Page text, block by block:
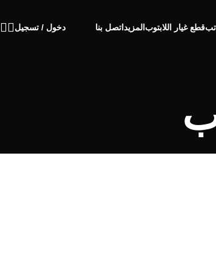
قطع غيار اللابتوب المزيداتصل بنا دخول / تسجيل